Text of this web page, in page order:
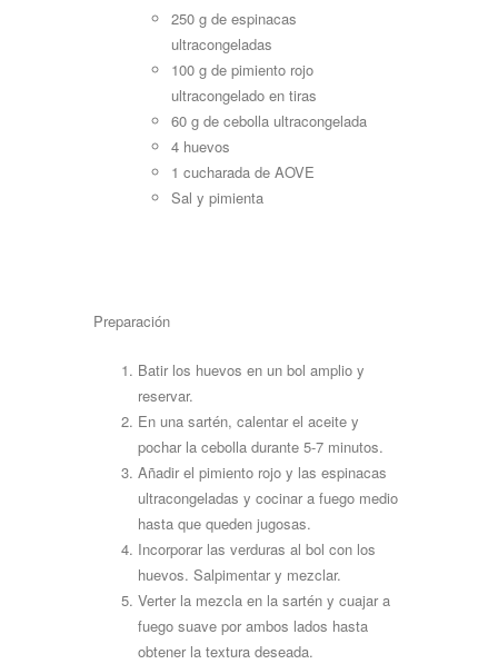
250 g de espinacas
ultracongeladas
100 g de pimiento rojo
ultracongelado en tiras
60 g de cebolla ultracongelada
4 huevos
1 cucharada de AOVE
Sal y pimienta
Preparación
Batir los huevos en un bol amplio y
reservar.
En una sartén, calentar el aceite y
pochar la cebolla durante 5-7 minutos.
Añadir el pimiento rojo y las espinacas
ultracongeladas y cocinar a fuego medio
hasta que queden jugosas.
Incorporar las verduras al bol con los
huevos. Salpimentar y mezclar.
Verter la mezcla en la sartén y cuajar a
fuego suave por ambos lados hasta
obtener la textura deseada.